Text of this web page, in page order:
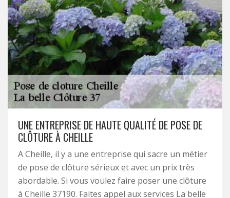
UNE ENTREPRISE DE HAUTE QUALITÉ DE POSE DE
CLÔTURE À CHEILLE
A Cheille, il y a une entreprise qui sacre un métier
de pose de clôture sérieux et avec un prix très
abordable. Si vous voulez faire poser une clôture
à Cheille 37190. Faites appel aux services La belle